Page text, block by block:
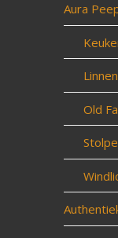
Aura
Old